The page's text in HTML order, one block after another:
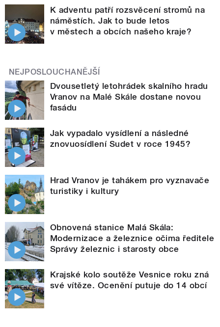
K adventu patří rozsvěcení stromů na
náměstích. Jak to bude letos
v městech a obcích našeho kraje?
NEJPOSLOUCHANĚJŠÍ
Dvousetletý letohrádek skalního hradu
Vranov na Malé Skále dostane novou
fasádu
Jak vypadalo vysídlení a následné
znovuosídlení Sudet v roce 1945?
Hrad Vranov je tahákem pro vyznavače
turistiky i kultury
Obnovená stanice Malá Skála:
Modernizace a železnice očima ředitele
Správy železnic i starosty obce
Krajské kolo soutěže Vesnice roku zná
své vítěze. Ocenění putuje do 14 obcí